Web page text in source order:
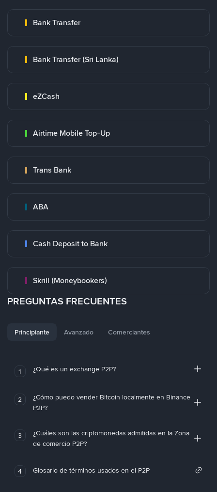
Bank Transfer
Bank Transfer (Sri Lanka)
eZCash
Airtime Mobile Top-Up
Trans Bank
ABA
Cash Deposit to Bank
Skrill (Moneybookers)
PREGUNTAS FRECUENTES
Principiante Avanzado Comerciantes
1 ¿Qué es un exchange P2P?
2
¿Cómo puedo vender Bitcoin localmente en Binance
P2P?
3
¿Cuáles son las criptomonedas admitidas en la Zona
de comercio P2P?
4 Glosario de términos usados en el P2P